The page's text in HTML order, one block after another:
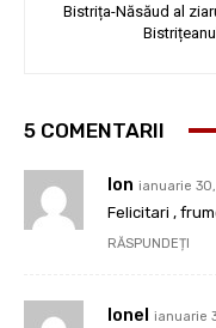
Bistrița-Năsăud al
5 COMENTARII
Ion ianuarie
Felicitari ,
RĂSPUNDEȚI
Ionel ianuarie